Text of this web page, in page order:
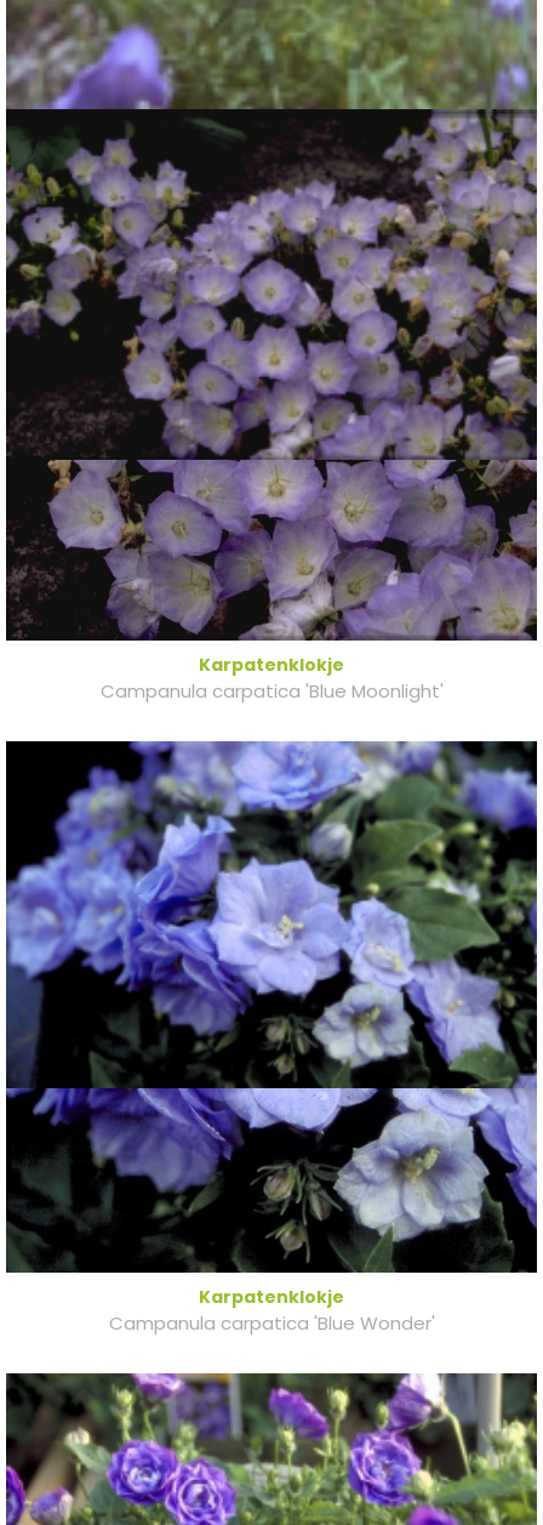
Grasklokje
Campanula rotundifolia
Karpatenklokje
Campanula carpatica 'Blue Moonlight'
Karpatenklokje
Campanula carpatica 'Blue Wonder'